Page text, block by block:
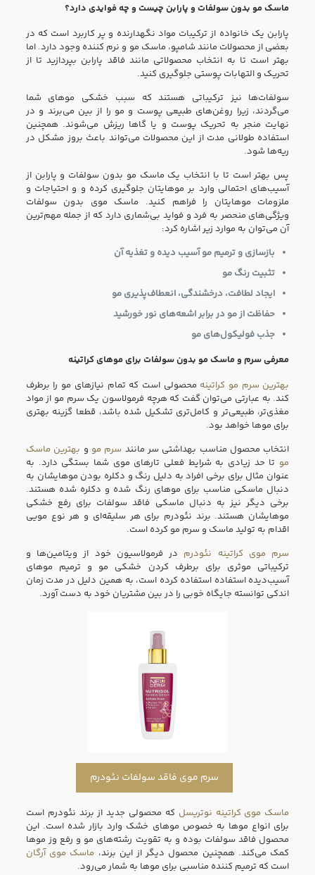
ماسک مو بدون سولفات و پارابن چیست و چه فوایدی دارد؟
پارابن یک خانواده از ترکیبات مواد نگهدارنده و پر کاربرد است که در
بعضی از محصولات مانند شامپو، ماسک مو و نرم کننده وجود دارد. اما
بهتر است تا به انتخاب محصولاتی مانند فاقد پارابن بپردازید تا از
تحریک و التهابات پوستی جلوگیری کنید.
سولفات‌ها نیز ترکیباتی هستند که سبب خشکی موهای شما
می‌گردند، زیرا روغن‌های طبیعی پوست و مو را از بین می‌برند و در
نهایت منجر به تحریک پوست و یا گاها ریزش می‌شوند. همچنین
استفاده طولانی مدت از این محصولات می‌تواند باعث بروز مشکل در
ریه‌ها شود.
پس بهتر است تا با انتخاب یک ماسک مو بدون سولفات و پارابن از
آسیب‌های احتمالی وارد بر موهایتان جلوگیری کرده و و احتیاجات و
ملزومات موهایتان را فراهم کنید. ماسک موی بدون سولفات
ویژگی‌های منحصر به‌ فرد و فواید بی‌شماری دارد که از جمله مهم‌ترین
آن می‌توان به موارد زیر اشاره کرد:
بازسازی‌ و ترمیم مو آسیب دیده و تغذیه آن
تثبیت رنگ مو
ایجاد لطافت، درخشندگی، انعطاف‌پذیری مو
حفاظت از مو در برابر اشعه‌‌های نور خورشید
جذب فولیکول‌های مو
معرفی سرم و ماسک مو بدون سولفات برای موهای کراتینه
بهترین سرم مو کراتینه محصولی است که تمام نیازهای مو را برطرف
کند. به عبارتی می‌توان گفت که هرچه فرمولاسون یک سرم مو از مواد
مغذی‌تر، طبیعی‌تر و کامل‌تری تشکیل شده باشد، قطعا گزینه بهتری
برای موها خواهد بود.
انتخاب محصول مناسب بهداشتی سر مانند سرم مو و بهترین ماسک
مو تا حد زیادی به شرایط فعلی تارهای موی شما بستگی دارد. به
عنوان مثال برای برخی افراد به دلیل رنگ و دکلره بودن موهایشان به
دنبال ماسکی مناسب برای موهای رنگ شده و دکلره شده هستند.
برخی دیگر نیز به دنبال ماسکی فاقد سولفات برای رفع خشکی
موهایشان هستند. برند نئودرم برای هر سلیقه‌ای و هر نوع مویی
اقدام به تولید ماسک و سرم مو کرده است.
سرم موی کراتینه نئودرم در فرمولاسیون خود از ویتامین‌ها و
ترکیباتی موثری برای برطرف کردن خشکی مو و ترمیم موهای
آسیب‌دیده استفاده استفاده کرده است، به همین دلیل در مدت زمان
اندکی توانسته جایگاه خوبی را در بین مشتریان خود به دست آورد.
سرم موی فاقد سولفات نئودرم
ماسک موی کراتینه نوتریسل که محصولی جدید از برند نئودرم است
برای انواع موها به خصوص موهای خشک وارد بازار شده است. این
محصول فاقد سولفات بوده و به تقویت رشته‌های مو و رفع وز موها
کمک می‌کند. همچنین محصول دیگر از این برند، ماسک موی آرگان
است که ترمیم کننده مناسبی برای موها به شمار می‌رود.